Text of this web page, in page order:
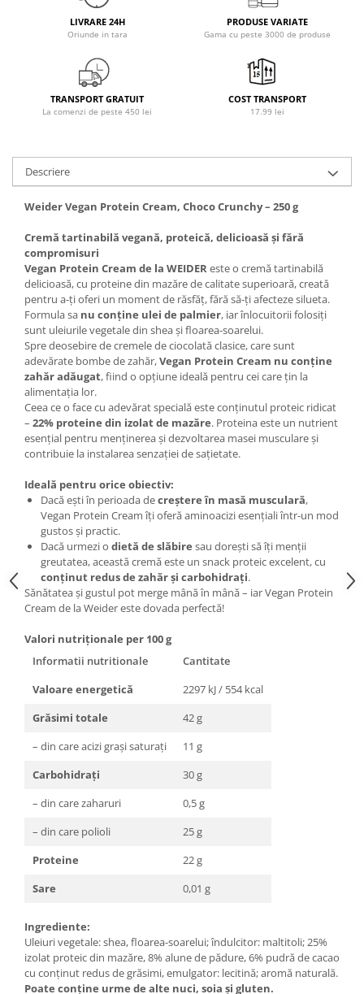
PerfectShaker
Power System
Pro Supps
Pro Tan
Raw Nutrition
REDCON1
Revoflex
RIPT
Scitec
Scivation
Skill Nutrition
Smart Shake
Swanson
Under Armour
Universal
Vitargo
Weider
Zenana
LIVRARE 24H
Oriunde in tara
PRODUSE VARIATE
Gama cu peste 3000 de produse
TRANSPORT GRATUIT
La comenzi de peste 450 lei
COST TRANSPORT
17.99 lei
Descriere
Weider Vegan Protein Cream, Choco Crunchy – 250 g
Cremă tartinabilă vegană, proteică, delicioasă și fără
compromisuri
Vegan Protein Cream de la WEIDEReste o cremă tartinabilă
delicioasă, cu proteine din mazăre de calitate superioară, creată
pentru a-ți oferi un moment de răsfăț, fără să-ți afecteze silueta.
Formula sa nu conține ulei de palmier, iar înlocuitorii folosiți
sunt uleiurile vegetale din shea și floarea-soarelui.
Spre deosebire de cremele de ciocolată clasice, care sunt
adevărate bombe de zahăr,Vegan Protein Cream nu conține
zahăr adăugat, fiind o opțiune ideală pentru cei care țin la
alimentația lor.
Ceea ce o face cu adevărat specială este conținutul proteic ridicat
– 22% proteine din izolat de mazăre. Proteina este un nutrient
esențial pentru menținerea și dezvoltarea masei musculare și
contribuie la instalarea senzației de sațietate.
Ideală pentru orice obiectiv:
Dacă ești în perioada decreștere în masă musculară,
Vegan Protein Cream îți oferă aminoacizi esențiali într-un mod
gustos și practic.
Dacă urmezi o dietă de slăbire sau dorești să îți menții
greutatea, această cremă este un snack proteic excelent, cu
conținut redus de zahăr și carbohidrați.
Sănătatea și gustul pot merge mână în mână – iar Vegan Protein
Cream de la Weider este dovada perfectă!
Valori nutriționale per 100 g
Informatii nutritionale
Cantitate
Valoare energetică
2297 kJ / 554 kcal
Grăsimi totale
42 g
– din care acizi grași saturați
11 g
Carbohidrați
30 g
– din care zaharuri
0,5 g
– din care polioli
25 g
Proteine
22 g
Sare
0,01 g
Ingrediente:
Uleiuri vegetale: shea, floarea-soarelui; îndulcitor: maltitoli; 25%
izolat proteic din mazăre, 8% alune de pădure, 6% pudră de cacao
cu conținut redus de grăsimi, emulgator: lecitină; aromă naturală.
Poate conține urme de alte nuci, soia și gluten.